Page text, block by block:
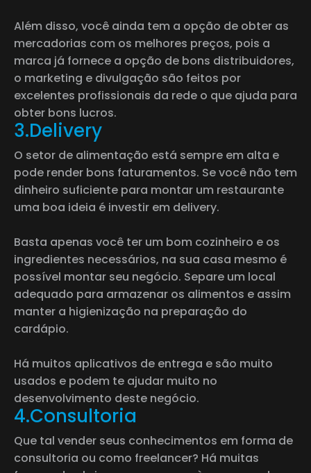
Além disso, você ainda tem a opção de obter as
mercadorias com os melhores preços, pois a
marca já fornece a opção de bons distribuidores,
o marketing e divulgação são feitos por
excelentes profissionais da rede o que ajuda para
obter bons lucros.
3.Delivery
O setor de alimentação está sempre em alta e
pode render bons faturamentos. Se você não tem
dinheiro suficiente para montar um restaurante
uma boa ideia é investir em delivery.
Basta apenas você ter um bom cozinheiro e os
ingredientes necessários, na sua casa mesmo é
possível montar seu negócio. Separe um local
adequado para armazenar os alimentos e assim
manter a higienização na preparação do
cardápio.
Há muitos aplicativos de entrega e são muito
usados e podem te ajudar muito no
desenvolvimento deste negócio.
4.Consultoria
Que tal vender seus conhecimentos em forma de
consultoria ou como freelancer? Há muitas